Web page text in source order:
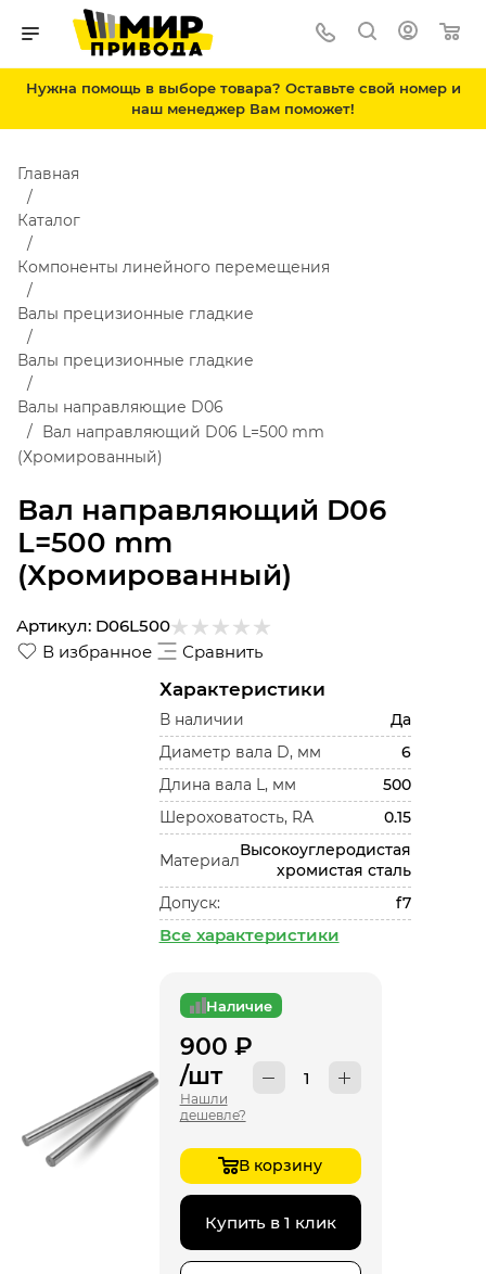
Нужна помощь в выборе товара? Оставьте свой номер и
наш менеджер Вам поможет!
Вал направляющий D06
L=500 mm
(Хромированный)
Главная
Каталог
Компоненты линейного перемещения
Валы прецизионные гладкие
Валы прецизионные гладкие
Валы направляющие D06
Вал направляющий D06 L=500 mm
(Хромированный)
В избранное Сравнить
Артикул: D06L500
Характеристики
В наличии
Да
Диаметр вала D, мм
6
Длина вала L, мм
500
Шероховатость, RA
0.15
Материал
Высокоуглеродистая
хромистая сталь
Допуск:
f7
Все характеристики
Наличие
900 ₽
/шт
Нашли
дешевле?
В корзину
Купить в 1 клик